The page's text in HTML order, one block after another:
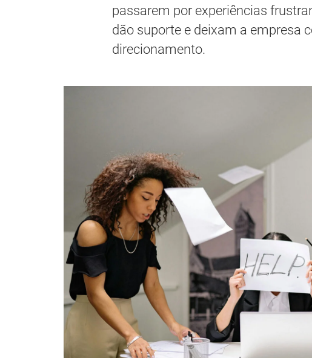
passarem por experiências
dão suporte e deixam a empresa
direcionamento.